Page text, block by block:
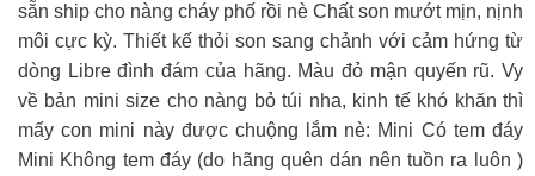
sẵn ship cho nàng cháy phố rồi nè Chất son mướt mịn, nịnh
môi cực kỳ. Thiết kế thỏi son sang chảnh với cảm hứng từ
dòng Libre đình đám của hãng. Màu đỏ mận quyến rũ. Vy
về bản mini size cho nàng bỏ túi nha, kinh tế khó khăn thì
mấy con mini này được chuộng lắm nè: Mini Có tem đáy
Mini Không tem đáy (do hãng quên dán nên tuồn ra luôn )